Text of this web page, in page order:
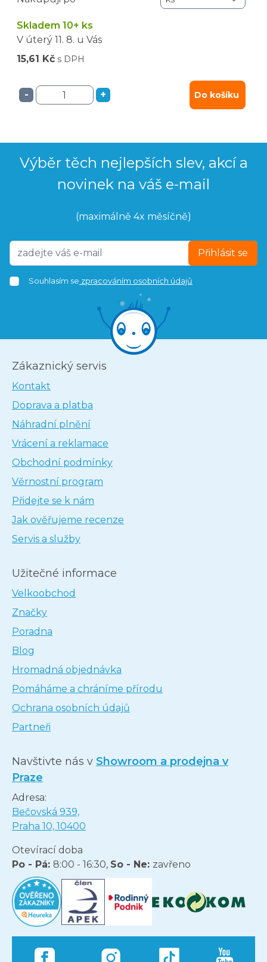
Skladem 10+ ks
V úterý 11. 8. u Vás
15,61 Kč s DPH
- + Do košíku
Výběr těch nejlepších slev, akcí a
novinek na váš e-mail
(maximálně 4x měsíčně)
Přihlásit se
Souhlasím se zpracováním osobních údajů
Zákaznický servis
Kontakt
Doprava a platba
Náhradní plnění
Vrácení a reklamace
Obchodní podmínky
Věrnostní program
Přidejte se k nám
Jak ověřujeme recenze
Servis a služby
Užitečné informace
Velkoobchod
Značky
Poradna
Blog
Hromadná objednávka
Pomáháme a chráníme přírodu
Ochrana osobních údajů
Partneři
Navštivte nás v Showroom a prodejna v
Praze
Adresa:
Bečovská 939,
Praha 10, 10400
Otevírací doba
Po - Pá: 8:00 - 16:30, So - Ne: zavřeno